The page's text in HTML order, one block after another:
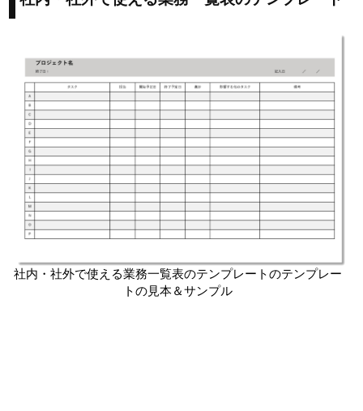
社内・社外で使える業務一覧表のテンプレートのテンプレー
トの見本＆サンプル